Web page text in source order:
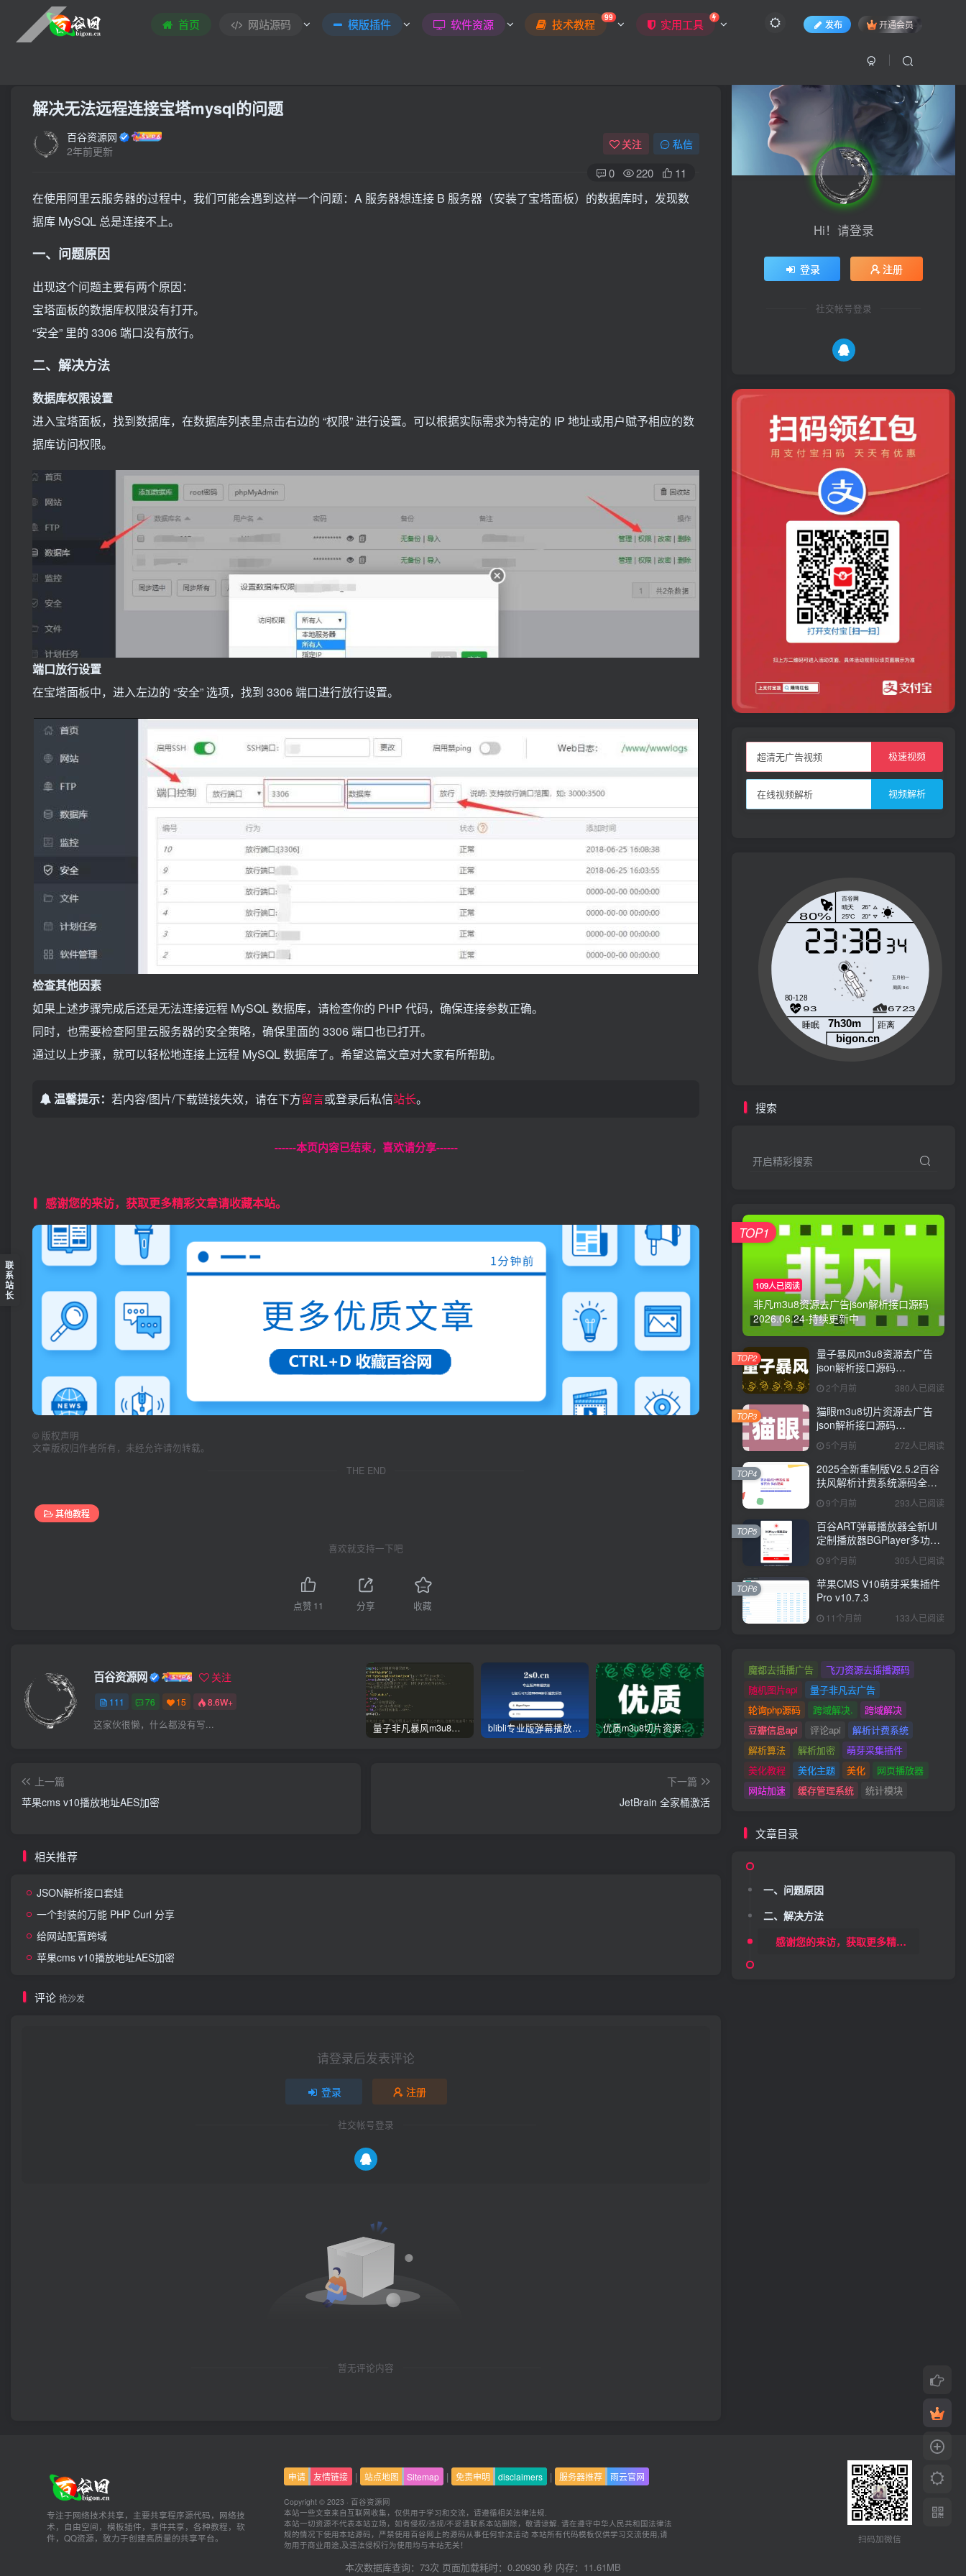
首页 网站源码 模版插件 软件资源 技术教程 99 实用工具 发布 开通会员
解决无法远程连接宝塔mysql的问题
百谷资源网
2年前更新
关注 私信
0 220 11
在使用阿里云服务器的过程中，我们可能会遇到这样一个问题：A 服务器想连接 B 服务器（安装了宝塔面板）的数据库时，发现数
据库 MySQL 总是连接不上。
一、问题原因
出现这个问题主要有两个原因：
宝塔面板的数据库权限没有打开。
“安全” 里的 3306 端口没有放行。
二、解决方法
数据库权限设置
进入宝塔面板，找到数据库，在数据库列表里点击右边的 “权限” 进行设置。可以根据实际需求为特定的 IP 地址或用户赋予相应的数
据库访问权限。
端口放行设置
在宝塔面板中，进入左边的 “安全” 选项，找到 3306 端口进行放行设置。
检查其他因素
如果上述步骤完成后还是无法连接远程 MySQL 数据库，请检查你的 PHP 代码，确保连接参数正确。
同时，也需要检查阿里云服务器的安全策略，确保里面的 3306 端口也已打开。
通过以上步骤，就可以轻松地连接上远程 MySQL 数据库了。希望这篇文章对大家有所帮助。
温馨提示： 若内容/图片/下载链接失效，请在下方留言或登录后私信站长。
------本页内容已结束，喜欢请分享------
感谢您的来访，获取更多精彩文章请收藏本站。
© 版权声明
文章版权归作者所有，未经允许请勿转载。
THE END
其他教程
喜欢就支持一下吧
点赞 11 分享 收藏
百谷资源网 关注
111 76 15 8.6W+
这家伙很懒，什么都没有写... 量子非凡暴风m3u8资源去广告json解析接口源码-此链接停止更新 blibli专业版弹幕播放器开源无加密JSON解析版-后台功能一键管理-开源版 优质m3u8切片资源去广告json解析接口源码2026.05.28-持续更新中 官解资源替换源码 解析官方地址自动替换资源站地址-持续更新中
上一篇
苹果cms v10播放地址AES加密
下一篇
JetBrain 全家桶激活
相关推荐
JSON解析接口套娃
一个封装的万能 PHP Curl 分享
给网站配置跨域
苹果cms v10播放地址AES加密
评论 抢沙发
请登录后发表评论
登录 注册
社交帐号登录
暂无评论内容
文章目录
一、问题原因
二、解决方法
Hi！请登录
登录 注册
社交帐号登录
超清无广告视频 极速视频
在线视频解析 视频解析
搜索
开启精彩搜索
109人已阅读
非凡m3u8资源去广告json解析接口源码
2026.06.24-持续更新中
TOP1
量子暴风m3u8资源去广告
json解析接口源码
2026.06.24-持续更新中
2个月前 380人已阅读
TOP2
猫眼m3u8切片资源去广告
json解析接口源码
2026.01.31-持续更新中
5个月前 272人已阅读
TOP3
2025全新重制版V2.5.2百谷
扶风解析计费系统源码全新
UI+解析授权+采集授权功能
+修复优化完整无后门版本含
修复0元购+卡密充值+在线充
值
9个月前 293人已阅读
TOP4
百谷ART弹幕播放器全新UI
定制播放器BGPlayer多功能
弹幕播放器支持切片-全新版
本26-07-12
9个月前 305人已阅读
TOP5
苹果CMS V10萌芽采集插件
Pro v10.7.3
11个月前 133人已阅读
TOP6
魔都去插播广告
飞刀资源去插播源码
随机图片api
量子非凡去广告
轮询php源码
跨域解决.
跨域解决
豆瓣信息api
评论api
解析计费系统
解析算法
解析加密
萌芽采集插件
美化教程
美化主题 美化
网页播放器
网站加速
缓存管理系统 统计模块
文章目录
一、问题原因
二、解决方法
感谢您的来访，获取更多精彩文章请收藏本站。
专注于网络技术共享，主要共享程序源代码，网络技
术，自由空间，模板插件，事件共享，各种教程，软
件，QQ资源，致力于创建高质量的共享平台。
申请 友情链接 | 站点地图 Sitemap | 免责申明 disclaimers | 服务器推荐 雨云官网
Copyright © 2023 · 百谷资源网
本站一些文章来自互联网收集，仅供用于学习和交流，请遵循相关法律法规.
本站一切资源不代表本站立场，如有侵权/违规/不妥请联系本站删除，敬请谅解. 请在遵守中华人民共和国法律法
规的情况下使用本站源码，严禁使用百谷网上的源码从事任何非法活动 本站所有代码模板仅供学习交流使用,请
勿用于商业用途,及违法侵权行为使用均与本站无关！
扫码加微信
本次数据库查询：73次 页面加载耗时：0.20930 秒 内存：11.61MB
联
系
站
长